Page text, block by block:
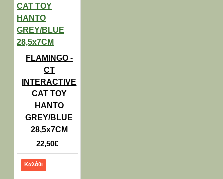
FLAMINGO -
CT
INTERACTIVE
CAT TOY
HANTO
GREY/BLUE
28,5x7CM
22,50€
Καλάθι